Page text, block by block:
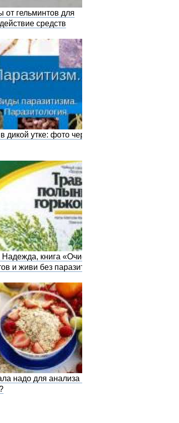
от гельминтов для
средств
дикой утке: фото червей
книга «Очистись
и живи без паразитов»
надо для анализа на